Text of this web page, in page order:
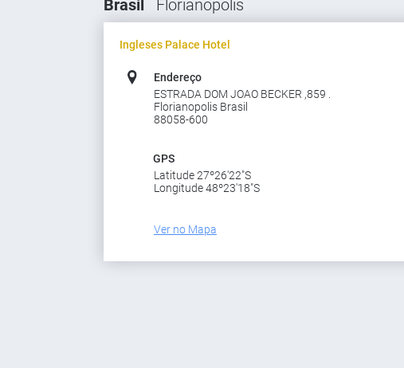
Brasil Florianopolis
Ingleses Palace Hotel
Endereço
ESTRADA DOM JOAO BECKER ,859 .
Florianopolis Brasil
88058-600
GPS
Latitude 27º26'22"S
Longitude 48º23'18"S
Ver no Mapa